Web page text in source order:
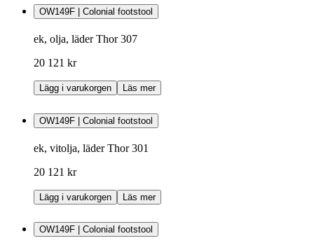
OW149F | Colonial footstool
ek, olja, läder Thor 307
20 121 kr
Lägg i varukorgen Läs mer
OW149F | Colonial footstool
ek, vitolja, läder Thor 301
20 121 kr
Lägg i varukorgen Läs mer
OW149F | Colonial footstool